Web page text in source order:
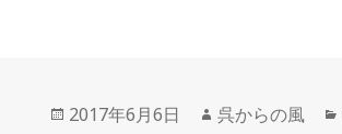
投
2017年6月6日
作
呉からの風